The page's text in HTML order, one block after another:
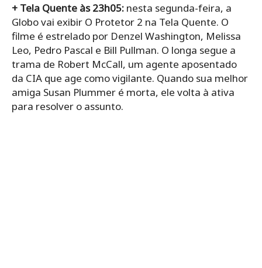
+ Tela Quente às 23h05: nesta segunda-feira, a
Globo vai exibir O Protetor 2 na Tela Quente. O
filme é estrelado por Denzel Washington, Melissa
Leo, Pedro Pascal e Bill Pullman. O longa segue a
trama de Robert McCall, um agente aposentado
da CIA que age como vigilante. Quando sua melhor
amiga Susan Plummer é morta, ele volta à ativa
para resolver o assunto.